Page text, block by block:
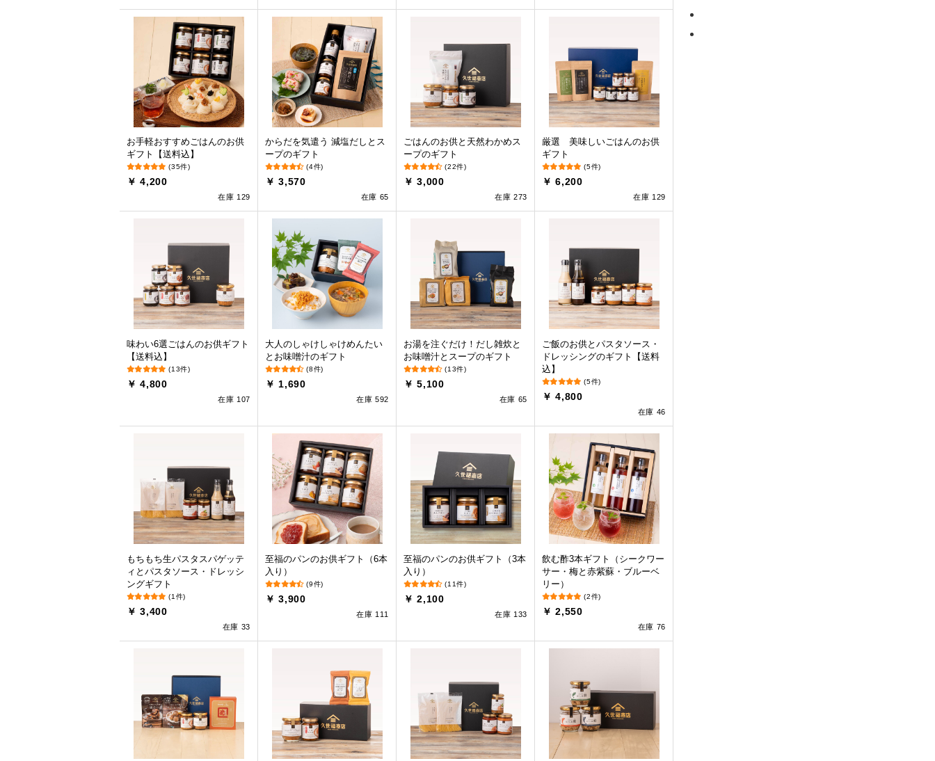
お手軽おすすめごはんのお供
ギフト【送料込】
(35件)
￥ 4,200
在庫 129
からだを気遣う 減塩だしとス
ープのギフト
(4件)
￥ 3,570
在庫 65
ごはんのお供と天然わかめス
ープのギフト
(22件)
￥ 3,000
在庫 273
厳選 美味しいごはんのお供
ギフト
(5件)
￥ 6,200
在庫 129
味わい6選ごはんのお供ギフト
【送料込】
(13件)
￥ 4,800
在庫 107
大人のしゃけしゃけめんたい
とお味噌汁のギフト
(8件)
￥ 1,690
在庫 592
お湯を注ぐだけ！だし雑炊と
お味噌汁とスープのギフト
(13件)
￥ 5,100
在庫 65
ご飯のお供とパスタソース・
ドレッシングのギフト【送料
込】
(5件)
￥ 4,800
在庫 46
もちもち生パスタスパゲッテ
ィとパスタソース・ドレッシ
ングギフト
(1件)
￥ 3,400
在庫 33
至福のパンのお供ギフト（6本
入り）
(9件)
￥ 3,900
在庫 111
至福のパンのお供ギフト（3本
入り）
(11件)
￥ 2,100
在庫 133
飲む酢3本ギフト（シークワー
サー・梅と赤紫蘇・ブルーベ
リー）
(2件)
￥ 2,550
在庫 76